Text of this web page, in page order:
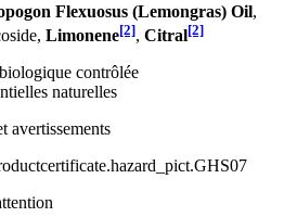
Flexuosus (Lemongras) Oil,
Limonene[2], Citral[2]
contrôlée
naturelles
avertissements